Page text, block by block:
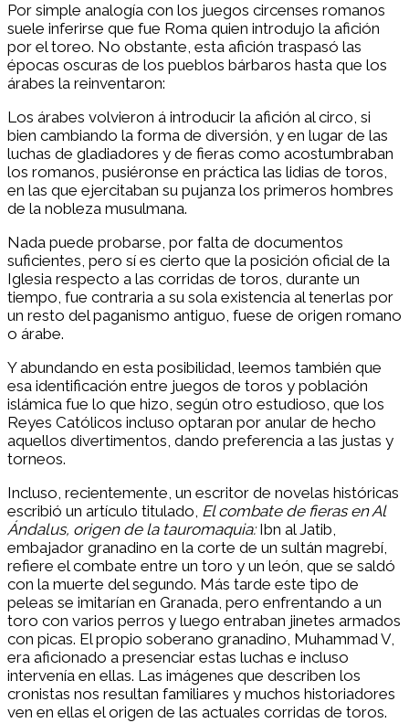
Por simple analogía con los juegos circenses romanos
suele inferirse que fue Roma quien introdujo la afición
por el toreo. No obstante, esta afición traspasó las
épocas oscuras de los pueblos bárbaros hasta que los
árabes la reinventaron:
Los árabes volvieron á introducir la afición al circo, si
bien cambiando la forma de diversión, y en lugar de las
luchas de gladiadores y de fieras como acostumbraban
los romanos, pusiéronse en práctica las lidias de toros,
en las que ejercitaban su pujanza los primeros hombres
de la nobleza musulmana.
Nada puede probarse, por falta de documentos
suficientes, pero sí es cierto que la posición oficial de la
Iglesia respecto a las corridas de toros, durante un
tiempo, fue contraria a su sola existencia al tenerlas por
un resto del paganismo antiguo, fuese de origen romano
o árabe.
Y abundando en esta posibilidad, leemos también que
esa identificación entre juegos de toros y población
islámica fue lo que hizo, según otro estudioso, que los
Reyes Católicos incluso optaran por anular de hecho
aquellos divertimentos, dando preferencia a las justas y
torneos.
Incluso, recientemente, un escritor de novelas históricas
escribió un artículo titulado, El combate de fieras en Al
Ándalus, origen de la tauromaquia:Ibn al Jatib,
embajador granadino en la corte de un sultán magrebí,
refiere el combate entre un toro y un león, que se saldó
con la muerte del segundo. Más tarde este tipo de
peleas se imitarían en Granada, pero enfrentando a un
toro con varios perros y luego entraban jinetes armados
con picas. El propio soberano granadino, Muhammad V,
era aficionado a presenciar estas luchas e incluso
intervenía en ellas. Las imágenes que describen los
cronistas nos resultan familiares y muchos historiadores
ven en ellas el origen de las actuales corridas de toros.